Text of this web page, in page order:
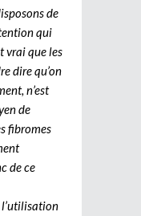
de
qui
vrai que les
dire qu’on
n’est
de
fibromes
de ce
l’utilisation